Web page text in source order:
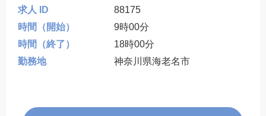
求人 ID
88175
時間（開始）
9時00分
時間（終了）
18時00分
勤務地
神奈川県海老名市